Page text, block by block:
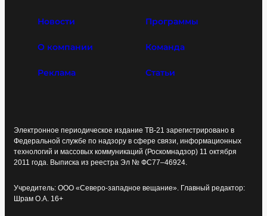
Новости Программы
О компании Команда
Реклама Статьи
Электронное периодическое издание ТВ-21 зарегистрировано в
Федеральной службе по надзору в сфере связи, информационных
технологий и массовых коммуникаций (Роскомнадзор) 11 октября
2011 года. Выписка из реестра Эл № ФС77–46924.
Учредитель: ООО «Северо-западное вещание». Главный редактор:
Шрам О.А. 16+